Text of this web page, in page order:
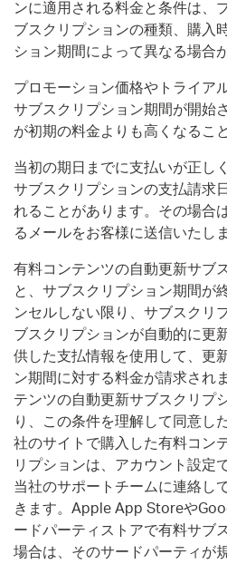
ンに適用される料金と条件は、
ブスクリプションの種類、購入
ション期間によって異なる場合
プロモーション価格やトライア
サブスクリプション期間が開始
が初期の料金よりも高くなるこ
当初の期日までに支払いが正し
サブスクリプションの支払請求
れることがあります。その場合
るメールをお客様に送信いたし
有料コンテンツの自動更新サブ
と、サブスクリプション期間が
ンセルしない限り、サブスクリ
ブスクリプションが自動的に更
供した支払情報を使用して、更
ン期間に対する料金が請求され
テンツの自動更新サブスクリプ
り、この条件を理解して同意し
社のサイトで購入した有料コン
リプションは、アカウント設定
当社のサポートチームに連絡し
きます。Apple App Storeや
ードパーティストアで有料サブ
場合は、そのサードパーティが